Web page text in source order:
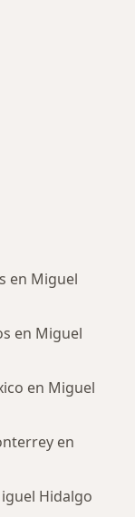
en Miguel
en Miguel
en Miguel
en
Hidalgo